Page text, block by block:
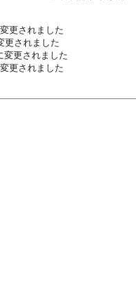
更されました
更されました
変更されました
更されました